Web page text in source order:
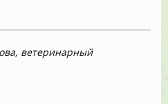
ветеринарный